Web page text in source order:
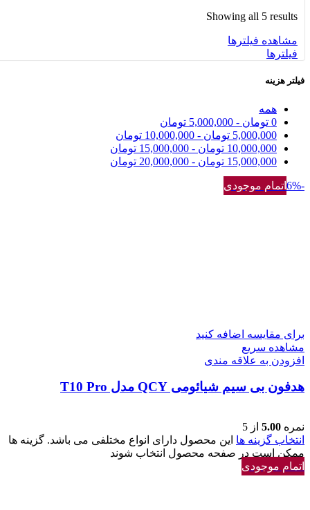
Showing all 5 results
مشاهده فیلترها
فیلترها
فیلتر هزینه
همه
0 تومان -
5,000,000 تومان
5,000,000 تومان -
10,000,000 تومان
10,000,000 تومان -
15,000,000 تومان
15,000,000 تومان -
20,000,000 تومان
-6% اتمام موجودی
برای مقایسه اضافه کنید
مشاهده سریع
افزودن به علاقه مندی
هدفون بی سیم شیائومی QCY مدل T10 Pro
نمره 5.00 از 5
انتخاب گزینه ها این محصول دارای انواع مختلفی می باشد. گزینه ها
ممکن است در صفحه محصول انتخاب شوند
اتمام موجودی